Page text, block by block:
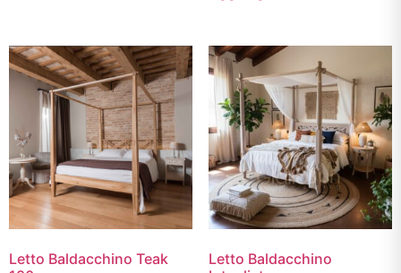
Letto Baldacchino Teak
Letto Baldacchino